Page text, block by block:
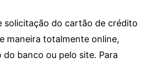
solicitação do cartão de crédito
maneira totalmente online,
do banco ou pelo site. Para